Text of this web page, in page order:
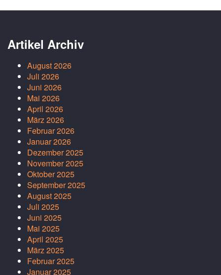
Artikel Archiv
August 2026
Juli 2026
Juni 2026
Mai 2026
April 2026
März 2026
Februar 2026
Januar 2026
Dezember 2025
November 2025
Oktober 2025
September 2025
August 2025
Juli 2025
Juni 2025
Mai 2025
April 2025
März 2025
Februar 2025
Januar 2025